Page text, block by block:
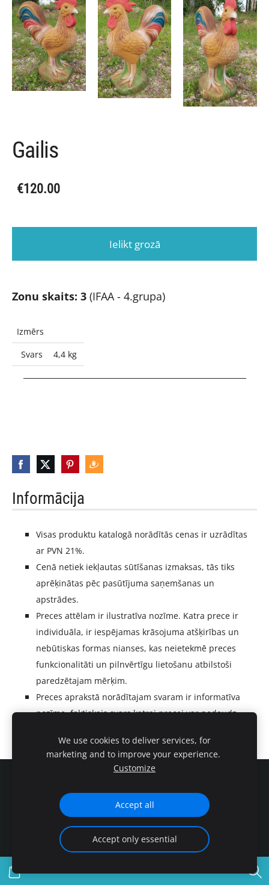
Informācija
Visas produktu katalogā norādītās cenas ir uzrādītas
ar PVN 21%.
Cenā netiek iekļautas sūtīšanas izmaksas, tās tiks
aprēķinātas pēc pasūtījuma saņemšanas un
apstrādes.
Preces attēlam ir ilustratīva nozīme. Katra prece ir
individuāla, ir iespējamas krāsojuma atšķirības un
nebūtiskas formas nianses, kas neietekmē preces
funkcionalitāti un pilnvērtīgu lietošanu atbilstoši
paredzētajam mērķim.
Preces aprakstā norādītajam svaram ir informatīva
nozīme,faktiskais svarskatrai precei var nedaudz
Gailis
€120.00
Ielikt grozā
Zonu skaits: 3 (IFAA - 4.grupa)
Izmērs
Svars
4,4 kg
ArcheryAnimals.com © 2026
We use cookies to deliver services, for
marketing and to improve your experience.
Customize
Accept all
Accept only essential